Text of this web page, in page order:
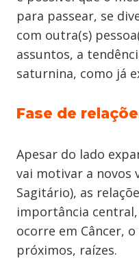
para passear, se
com outra(s)
assuntos, a
saturnina, como já
Fase de
Apesar do lado
vai motivar a novos
Sagitário), as
importância central,
ocorre em Câncer,
próximos, raízes.